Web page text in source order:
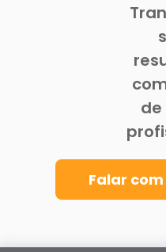
de
Falar